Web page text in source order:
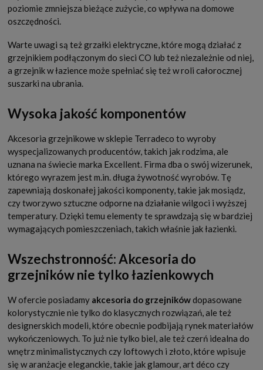
poziomie zmniejsza bieżące zużycie, co wpływa na domowe
oszczędności.
Warte uwagi są też grzałki elektryczne, które mogą działać z
grzejnikiem podłączonym do sieci CO lub też niezależnie od niej,
a grzejnik w łazience może spełniać się też w roli całorocznej
suszarki na ubrania.
Wysoka jakość komponentów
Akcesoria grzejnikowe w sklepie Terradeco to wyroby
wyspecjalizowanych producentów, takich jak rodzima, ale
uznana na świecie marka Excellent. Firma dba o swój wizerunek,
którego wyrazem jest m.in. długa żywotność wyrobów. Tę
zapewniają doskonałej jakości komponenty, takie jak mosiądz,
czy tworzywo sztuczne odporne na działanie wilgoci i wyższej
temperatury. Dzięki temu elementy te sprawdzają się w bardziej
wymagających pomieszczeniach, takich właśnie jak łazienki.
Wszechstronność: Akcesoria do
grzejników nie tylko łazienkowych
W ofercie posiadamy akcesoria do grzejnikówdopasowane
kolorystycznie nie tylko do klasycznych rozwiązań, ale też
designerskich modeli, które obecnie podbijają rynek materiałów
wykończeniowych. To już nie tylko biel, ale też czerń idealna do
wnętrz minimalistycznych czy loftowych i złoto, które wpisuje
się w aranżacje eleganckie, takie jak glamour, art déco czy